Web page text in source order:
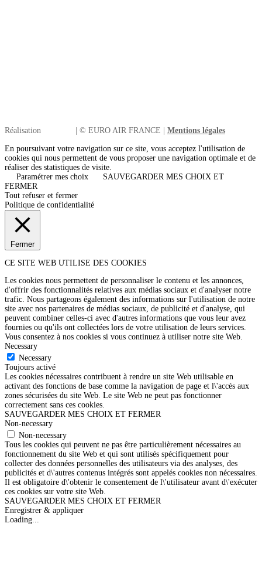
Réalisation | © EURO AIR FRANCE | Mentions légales
En poursuivant votre navigation sur ce site, vous acceptez l'utilisation de
cookies qui nous permettent de vous proposer une navigation optimale et de
réaliser des statistiques de visite.
Paramétrer mes choix
SAUVEGARDER MES CHOIX ET
FERMER
Tout refuser et fermer
Politique de confidentialité
Fermer
CE SITE WEB UTILISE DES COOKIES
Les cookies nous permettent de personnaliser le contenu et les annonces,
d'offrir des fonctionnalités relatives aux médias sociaux et d'analyser notre
trafic. Nous partageons également des informations sur l'utilisation de notre
site avec nos partenaires de médias sociaux, de publicité et d'analyse, qui
peuvent combiner celles-ci avec d'autres informations que vous leur avez
fournies ou qu'ils ont collectées lors de votre utilisation de leurs services.
Vous consentez à nos cookies si vous continuez à utiliser notre site Web.
Necessary
Necessary
Toujours activé
Les cookies nécessaires contribuent à rendre un site Web utilisable en
activant des fonctions de base comme la navigation de page et l\'accès aux
zones sécurisées du site Web. Le site Web ne peut pas fonctionner
correctement sans ces cookies.
SAUVEGARDER MES CHOIX ET FERMER
Non-necessary
Non-necessary
Tous les cookies qui peuvent ne pas être particulièrement nécessaires au
fonctionnement du site Web et qui sont utilisés spécifiquement pour
collecter des données personnelles des utilisateurs via des analyses, des
publicités et d\'autres contenus intégrés sont appelés cookies non nécessaires.
Il est obligatoire d\'obtenir le consentement de l\'utilisateur avant d\'exécuter
ces cookies sur votre site Web.
SAUVEGARDER MES CHOIX ET FERMER
Enregistrer & appliquer
Loading...